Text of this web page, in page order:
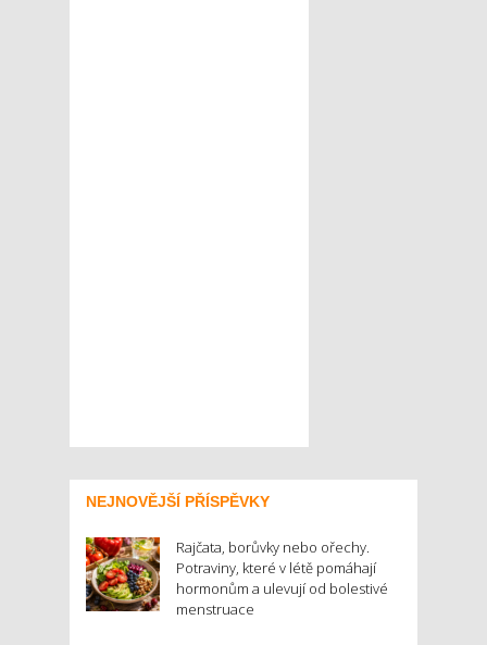
NEJNOVĚJŠÍ PŘÍSPĚVKY
Rajčata, borůvky nebo ořechy.
Potraviny, které v létě pomáhají
hormonům a ulevují od bolestivé
menstruace